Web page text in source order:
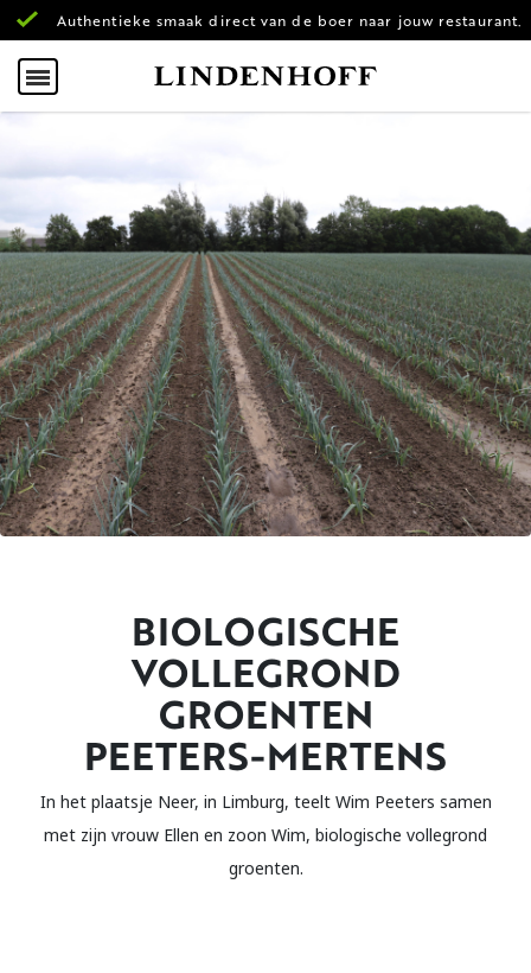
Authentieke smaak direct van de boer naar jouw restaurant.
BIOLOGISCHE
VOLLEGROND
GROENTEN
PEETERS-MERTENS
In het plaatsje Neer, in Limburg, teelt Wim Peeters samen
met zijn vrouw Ellen en zoon Wim, biologische vollegrond
groenten.